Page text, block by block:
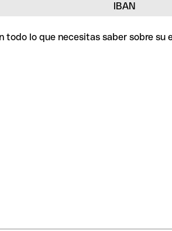
IBAN
lo que necesitas saber sobre